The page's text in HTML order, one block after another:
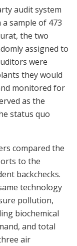
audit system
sample of 473
the two
assigned to
were
they would
monitored for
as the
status quo
compared the
to the
backchecks.
technology
pollution,
biochemical
and total
air